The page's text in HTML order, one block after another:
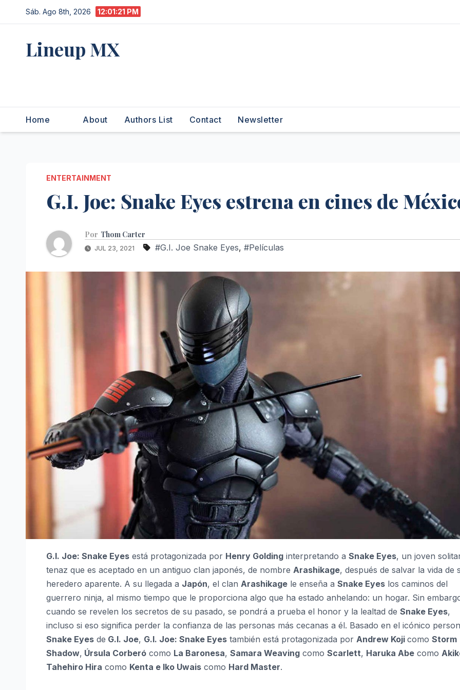
al
Sáb. Ago 8th, 2026 12:01:22 PM
Lineup MX
Home About Authors List Contact Newsletter
ENTERTAINMENT
G.I. Joe: Snake Eyes estrena en cines de
Por Thom Carter
JUL 23, 2021 #G.I. Joe Snake Eyes, #Películas
G.I. Joe: Snake Eyes está protagonizada por Henry Golding interpretando a Snake Eyes, un joven
tenaz que es aceptado en un antiguo clan japonés, de nombre Arashikage, después de salvar la vida de
heredero aparente. A su llegada a Japón, el clan Arashikage le enseña a Snake Eyes los caminos del
guerrero ninja, al mismo tiempo que le proporciona algo que ha estado anhelando: un hogar. Sin
cuando se revelen los secretos de su pasado, se pondrá a prueba el honor y la lealtad de Snake Eyes,
incluso si eso significa perder la confianza de las personas más cecanas a él. Basado en el icónico
Snake Eyes de G.I. Joe, G.I. Joe: Snake Eyes también está protagonizada por Andrew Koji como Storm
Shadow, Úrsula Corberó como La Baronesa, Samara Weaving como Scarlett, Haruka Abe como
Tahehiro Hira como Kenta e Iko Uwais como Hard Master.